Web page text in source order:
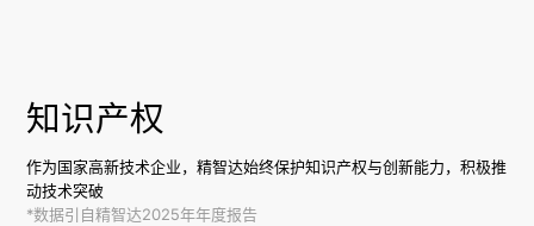
知识产权
作为国家高新技术企业，精智达始终保护知识产权与创新能力，积极推
动技术突破
*数据引自精智达2025年年度报告